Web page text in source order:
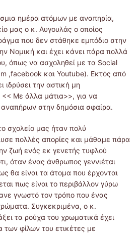
ημέρα ατόμων με αναπηρία,
μας ο κ. Αυγουλάς ο οποίος
που δεν στάθηκε εμπόδιο στην
Νομική και έχει κάνει πάρα πολλά
όπως να ασχοληθεί με τα Social
,facebook και Youtube). Εκτός από
ιδρύσει την αστική μη
<< Με άλλα μάτια>>, για να
στην δημόσια σφαίρα.
σχολείο μας ήταν πολύ
πολλές απορίες και μάθαμε πάρα
ζωή ενός εκ γενετής τυφλού
όταν ένας άνθρωπος γεννιέται
θα είναι τα άτομα που έρχονται
πως είναι το περιβάλλον γύρω
γνωστό τον τρόπο που ένας
Συγκεκριμένα, ο κ.
τα ρούχα του χρωματικά έχει
των φίλων του ετικέτες με